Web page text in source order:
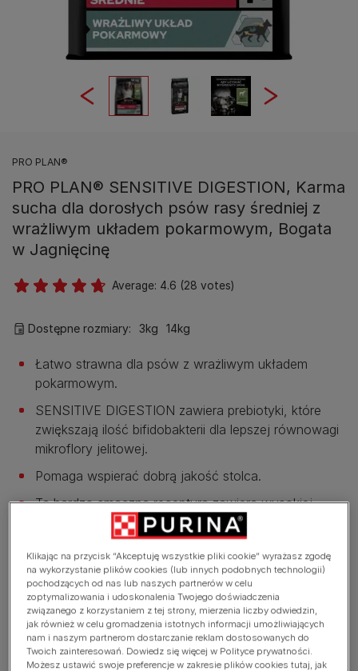
PRO PLAN®
PRO PLAN® SENSITIVE DIGESTION, Karma
sucha dla dorosłych psów rasy średniej z
wrażliwym układem pokarmowym, Bogata
w Jagnięcinę
Average: 4.6 (28 votes)
Dostępne rozmiary: 3kg 14kg
Łatwo strawna dla psów z wrażliwym układem
pokarmowym.
SENSITIVE DIGESTION zawiera prebiotyki, które
zwiększają ilość bifidobakterii dla lepszej równowagi
mikroflory jelitowej.
Pomaga wspierać dobrą jakość stolca.
Ta bardzo smaczna receptura zawiera wysokiej
jakości składniki, wśród których numerem 1 jest
jagnięcina, a także ma doskonały smak, który psy
pokochają.
Zobacz więcej
Przegląd produktów
Klikając na przycisk “Akceptuję wszystkie pliki cookie” wyrażasz zgodę
na wykorzystanie plików cookies (lub innych podobnych technologii)
pochodzących od nas lub naszych partnerów w celu
zoptymalizowania i udoskonalenia Twojego doświadczenia
związanego z korzystaniem z tej strony, mierzenia liczby odwiedzin,
jak również w celu gromadzenia istotnych informacji umożliwiających
nam i naszym partnerom dostarczanie reklam dostosowanych do
Twoich zainteresowań. Dowiedz się więcej w Polityce prywatności.
Możesz ustawić swoje preferencje w zakresie plików cookies tutaj, jak